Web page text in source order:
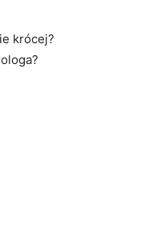
krócej?